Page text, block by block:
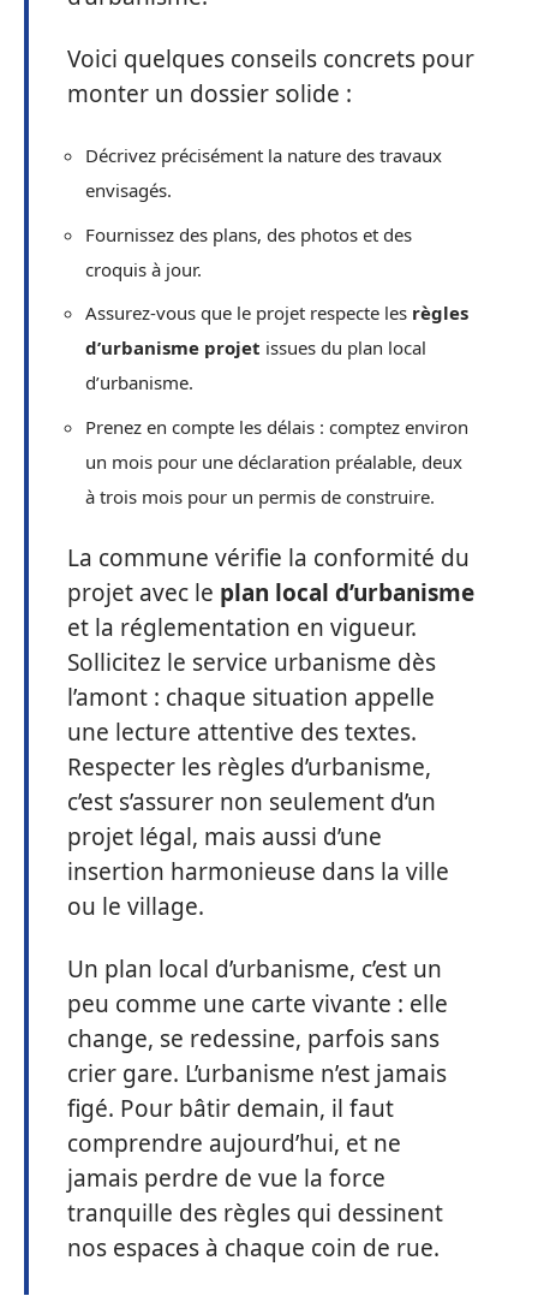
Voici quelques conseils concrets pour
monter un dossier solide :
Décrivez précisément la nature des travaux
envisagés.
Fournissez des plans, des photos et des
croquis à jour.
Assurez-vous que le projet respecte les règles
d’urbanisme projet issues du plan local
d’urbanisme.
Prenez en compte les délais : comptez environ
un mois pour une déclaration préalable, deux
à trois mois pour un permis de construire.
La commune vérifie la conformité du
projet avec le plan local d’urbanisme
et la réglementation en vigueur.
Sollicitez le service urbanisme dès
l’amont : chaque situation appelle
une lecture attentive des textes.
Respecter les règles d’urbanisme,
c’est s’assurer non seulement d’un
projet légal, mais aussi d’une
insertion harmonieuse dans la ville
ou le village.
Un plan local d’urbanisme, c’est un
peu comme une carte vivante : elle
change, se redessine, parfois sans
crier gare. L’urbanisme n’est jamais
figé. Pour bâtir demain, il faut
comprendre aujourd’hui, et ne
jamais perdre de vue la force
tranquille des règles qui dessinent
nos espaces à chaque coin de rue.